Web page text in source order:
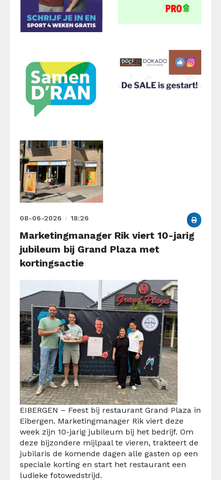
08-06-2026 18:26
Marketingmanager Rik viert 10-jarig
jubileum bij Grand Plaza met
kortingsactie
EIBERGEN – Feest bij restaurant Grand Plaza in
Eibergen. Marketingmanager Rik viert deze
week zijn 10-jarig jubileum bij het bedrijf. Om
deze bijzondere mijlpaal te vieren, trakteert de
jubilaris de komende dagen alle gasten op een
speciale korting en start het restaurant een
ludieke fotowedstrijd.